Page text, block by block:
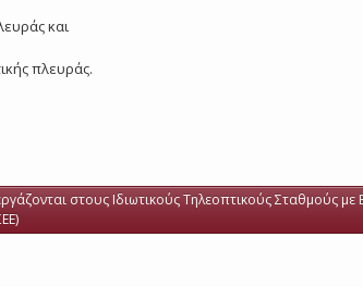
και
πλευράς.
στους Ιδιωτικούς Τηλεοπτικούς Σταθμούς με